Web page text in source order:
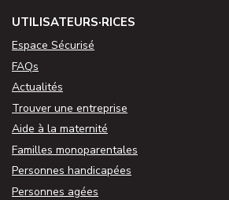
UTILISATEURS·RICES
Espace Sécurisé
FAQs
Actualités
Trouver une entreprise
Aide à la maternité
Familles monoparentales
Personnes handicapées
Personnes agées